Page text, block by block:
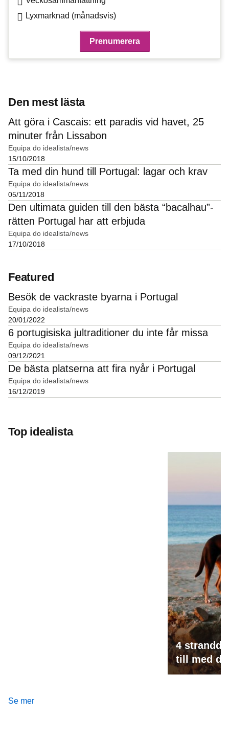
Lyxmarknad (månadsvis)
Den mest lästa
Att göra i Cascais: ett paradis vid havet, 25
minuter från Lissabon
Equipa do idealista/news
15/10/2018
Ta med din hund till Portugal: lagar och krav
Equipa do idealista/news
05/11/2018
Den ultimata guiden till den bästa “bacalhau”-
rätten Portugal har att erbjuda
Equipa do idealista/news
17/10/2018
Featured
Besök de vackraste byarna i Portugal
Equipa do idealista/news
20/01/2022
6 portugisiska jultraditioner du inte får missa
Equipa do idealista/news
09/12/2021
De bästa platserna att fira nyår i Portugal
Equipa do idealista/news
16/12/2019
Top idealista
4
till med
Se mer